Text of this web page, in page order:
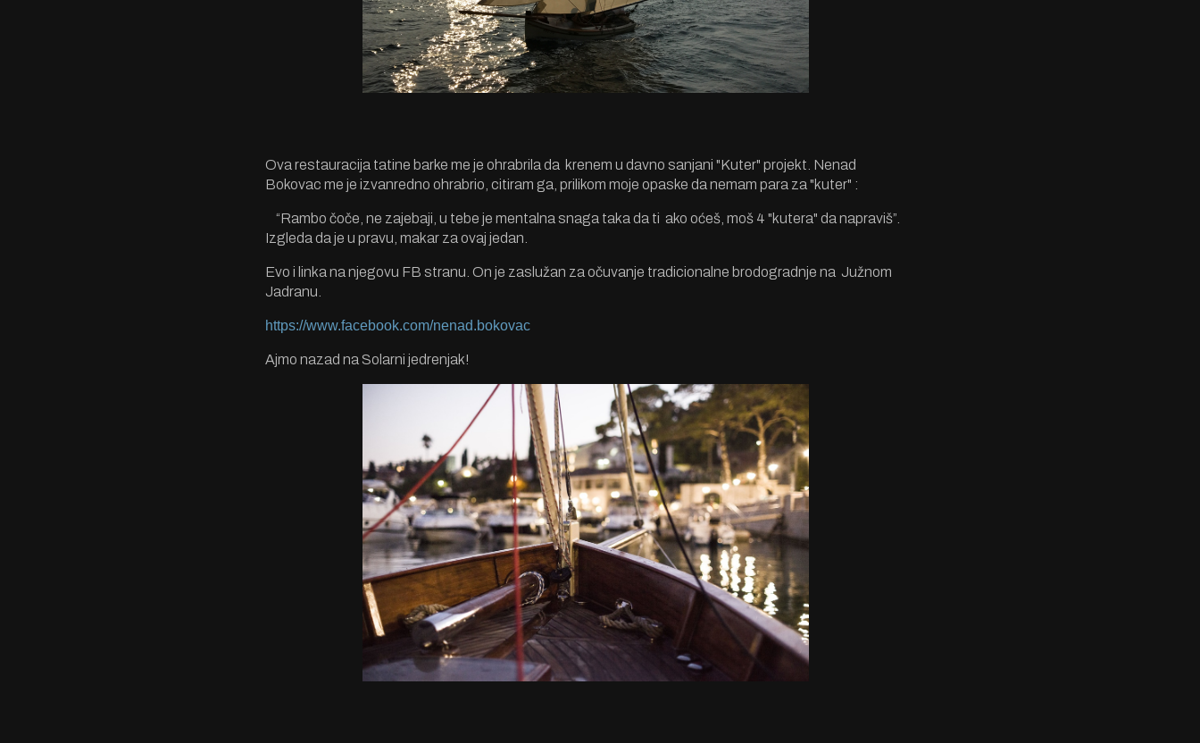
Ova restauracija tatine barke me je ohrabrila da krenem u davno sanjani "Kuter" projekt. Nenad
Bokovac me je izvanredno ohrabrio, citiram ga, prilikom moje opaske da nemam para za "kuter" :
“Rambo čoče, ne zajebaji, u tebe je mentalna snaga taka da ti ako oćeš, moš 4 "kutera" da napraviš”.
Izgleda da je u pravu, makar za ovaj jedan.
Evo i linka na njegovu FB stranu. On je zaslužan za očuvanje tradicionalne brodogradnje na Južnom
Jadranu.
https://www.facebook.com/nenad.bokovac
Ajmo nazad na Solarni jedrenjak!